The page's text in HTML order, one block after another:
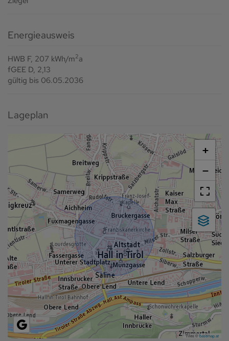
Energieausweis
HWB F, 207 kWh/m2a
fGEE D, 2,13
gültig bis 06.05.2036
Lageplan
+
−
Tiles ©basemap.at